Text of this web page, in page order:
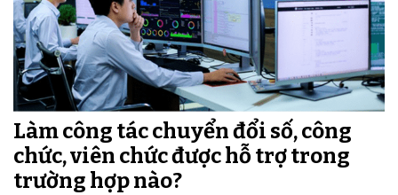
Làm công tác chuyển đổi số, công
chức, viên chức được hỗ trợ trong
trường hợp nào?